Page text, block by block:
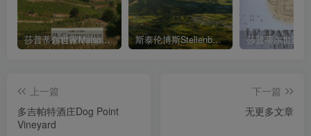
莎普蒂尔世家Maison Chapoutier 斯泰伦博斯Stellenbosch
上一篇
多吉帕特酒庄Dog Point
Vineyard
下一篇
无更多文章